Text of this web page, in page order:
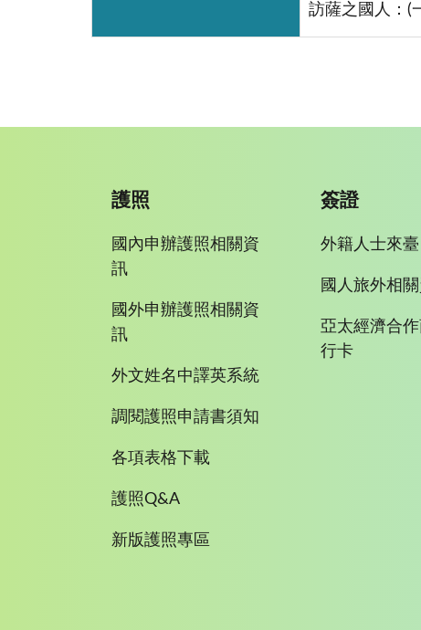
訪薩之國人：(
護照
國內申辦護照相關資
訊
國外申辦護照相關資
訊
外文姓名中譯英系統
調閱護照申請書須知
各項表格下載
護照Q&A
新版護照專區
簽證
外籍人士來臺
國人旅外相
亞太經濟合
行卡